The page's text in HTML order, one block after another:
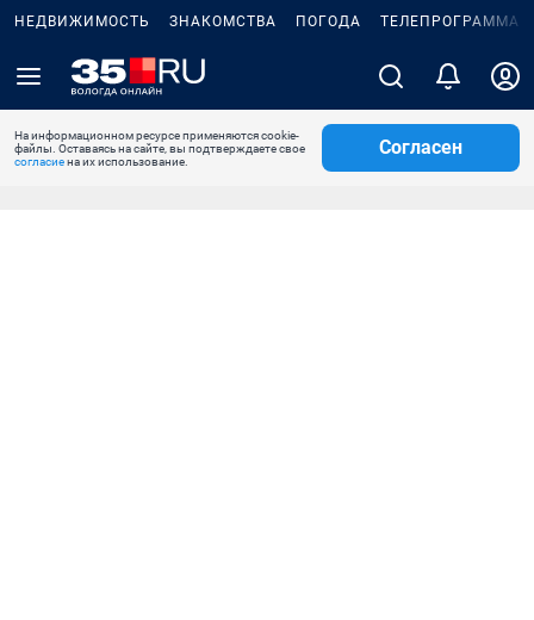
НЕДВИЖИМОСТЬ ЗНАКОМСТВА ПОГОДА ТЕЛЕПРОГРАММА
На информационном ресурсе применяются cookie-
файлы. Оставаясь на сайте, вы подтверждаете свое
согласиена их использование.
Согласен